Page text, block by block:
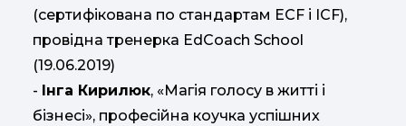
(сертифікована по стандартам ECF і ICF),
провідна тренерка EdCoach School
(19.06.2019)
- Інга Кирилюк, «Магія голосу в житті і
бізнесі», професійна коучка успішних